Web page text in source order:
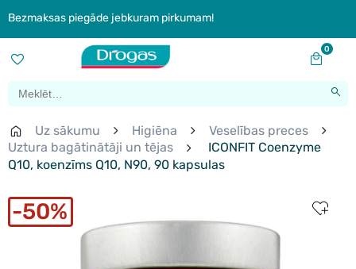
Bezmaksas piegāde jebkuram pirkumam!
0
Uz sākumu Higiēna
Veselības preces
Uztura bagātinātāji un tējas
ICONFIT Coenzyme
Q10, koenzīms Q10, N90, 90 kapsulas
50%